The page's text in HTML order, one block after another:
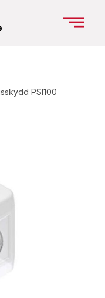
PSI100